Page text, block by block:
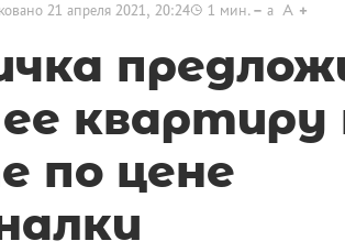
21 апреля 2021, 20:24 1 мин. a A
квартиру
по цене